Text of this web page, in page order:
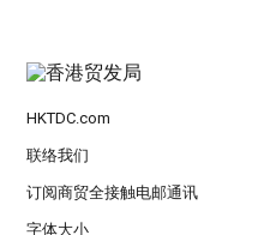
HKTDC.com
联络我们
订阅商贸全接触电邮通讯
字体大小